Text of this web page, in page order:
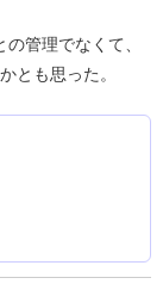
管理でなくて、
とも思った。